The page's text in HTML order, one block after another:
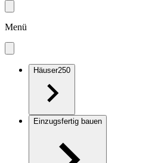
Menü
Häuser250
Einzugsfertig bauen